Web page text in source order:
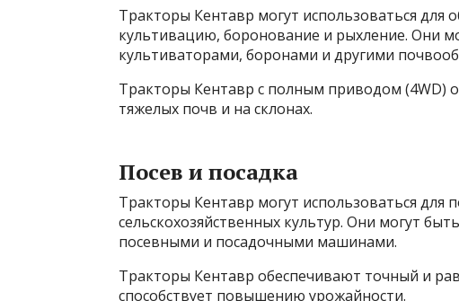
Тракторы Кентавр могут использоваться для
культивацию, боронование и рыхление. Они
культиваторами, боронами и другими
Тракторы Кентавр с полным приводом (4WD)
тяжелых почв и на склонах.
Посев и посадка
Тракторы Кентавр могут использоваться для
сельскохозяйственных культур. Они могут
посевными и посадочными машинами.
Тракторы Кентавр обеспечивают точный и
способствует повышению урожайности.